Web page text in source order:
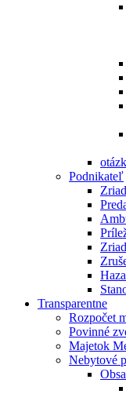
Podnikateľ
Transparentne
Rozpočet
Povinné
Majetok
Nebytové